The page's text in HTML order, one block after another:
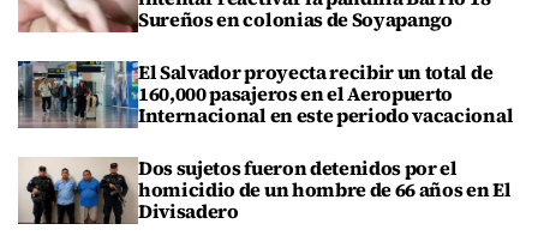
Sureños en colonias de Soyapango
El Salvador proyecta recibir un total de
160,000 pasajeros en el Aeropuerto
Internacional en este periodo vacacional
Dos sujetos fueron detenidos por el
homicidio de un hombre de 66 años en El
Divisadero